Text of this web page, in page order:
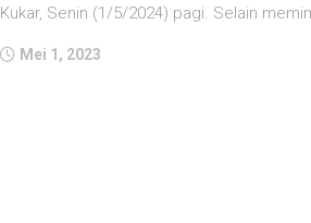
Kukar, Senin (1/5/2024) pagi. Selain
Mei 1, 2023